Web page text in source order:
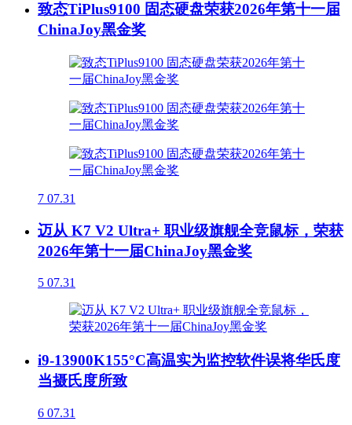
致态TiPlus9100 固态硬盘荣获2026年第十一届
ChinaJoy黑金奖
7 07.31
迈从 K7 V2 Ultra+ 职业级旗舰全竞鼠标，荣获
2026年第十一届ChinaJoy黑金奖
5 07.31
i9-13900K155°C高温实为监控软件误将华氏度
当摄氏度所致
6 07.31